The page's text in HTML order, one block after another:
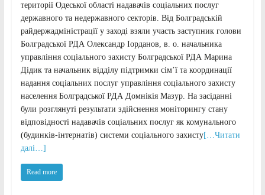
території Одеської області надавачів соціальних послуг
державного та недержавного секторів. Від Болградській
райдержадміністрації у заході взяли участь заступник голови
Болградської РДА Олександр Іорданов, в. о. начальника
управління соціального захисту Болградської РДА Марина
Дідик та начальник відділу підтримки сім’ї та координації
надання соціальних послуг управління соціального захисту
населення Болградської РДА Домнікія Мазур. На засіданні
були розглянуті результати здійснення моніторингу стану
відповідності надавачів соціальних послуг як комунального
(будинків-інтернатів) системи соціального захисту[…Читати
далі…]
Read more